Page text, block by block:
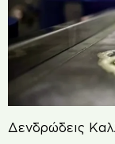
Δενδρώδεις